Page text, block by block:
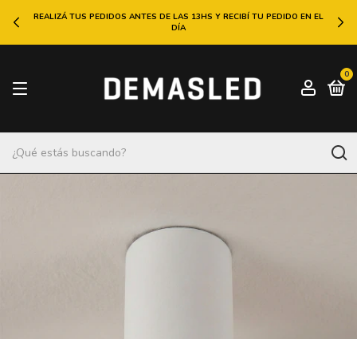
REALIZÁ TUS PEDIDOS ANTES DE LAS 13HS Y RECIBÍ TU PEDIDO EN EL
DÍA
0